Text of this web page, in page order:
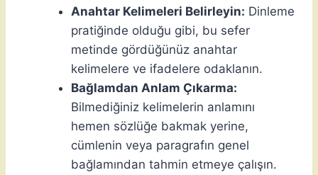
Anahtar Kelimeleri Belirleyin: Dinleme
pratiğinde olduğu gibi, bu sefer
metinde gördüğünüz anahtar
kelimelere ve ifadelere odaklanın.
Bağlamdan Anlam Çıkarma:
Bilmediğiniz kelimelerin anlamını
hemen sözlüğe bakmak yerine,
cümlenin veya paragrafın genel
bağlamından tahmin etmeye çalışın.